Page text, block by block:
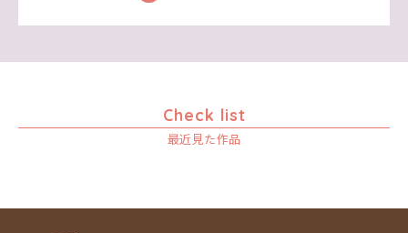
Check list
最近見た作品